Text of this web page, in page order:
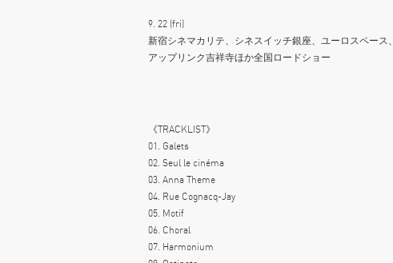
9. 22 (fri)
新宿シネマカリテ、シネスイッチ銀座、ユーロスペース、
アップリンク吉祥寺ほか全国ロードショー
《TRACKLIST》
01. Galets
02. Seul le cinéma
03. Anna Theme
04. Rue Cognacq-Jay
05. Motif
06. Choral
07. Harmonium